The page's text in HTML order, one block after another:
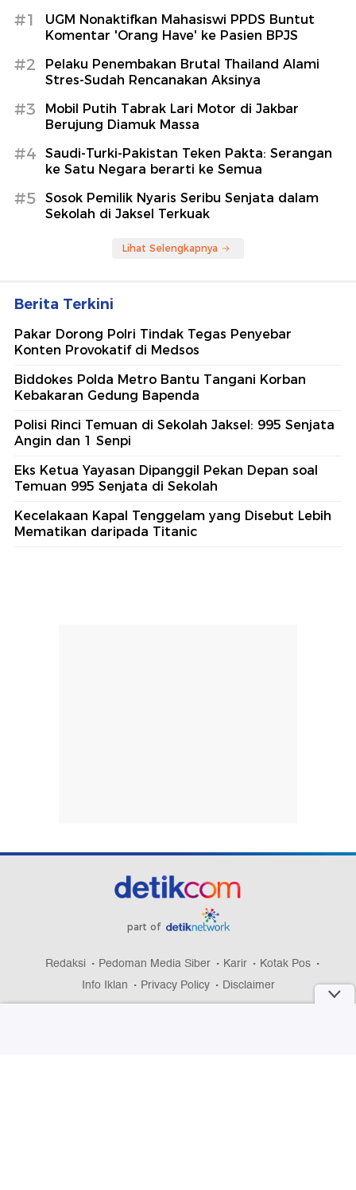
#1
UGM Nonaktifkan Mahasiswi PPDS Buntut
Komentar 'Orang Have' ke Pasien BPJS
#2
Pelaku Penembakan Brutal Thailand Alami
Stres-Sudah Rencanakan Aksinya
#3
Mobil Putih Tabrak Lari Motor di Jakbar
Berujung Diamuk Massa
#4
Saudi-Turki-Pakistan Teken Pakta: Serangan
ke Satu Negara berarti ke Semua
#5
Sosok Pemilik Nyaris Seribu Senjata dalam
Sekolah di Jaksel Terkuak
Lihat Selengkapnya
Berita Terkini
Pakar Dorong Polri Tindak Tegas Penyebar
Konten Provokatif di Medsos
Biddokes Polda Metro Bantu Tangani Korban
Kebakaran Gedung Bapenda
Polisi Rinci Temuan di Sekolah Jaksel: 995 Senjata
Angin dan 1 Senpi
Eks Ketua Yayasan Dipanggil Pekan Depan soal
Temuan 995 Senjata di Sekolah
Kecelakaan Kapal Tenggelam yang Disebut Lebih
Mematikan daripada Titanic
part of
Redaksi Pedoman Media Siber Karir
Kotak Pos
Info Iklan
Privacy Policy Disclaimer